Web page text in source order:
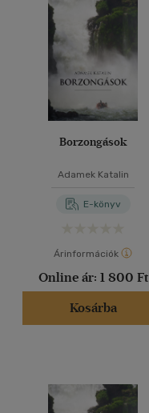
Borzongások
Adamek Katalin
E-könyv
Árinformációk
Online ár: 1 800 Ft
Kosárba